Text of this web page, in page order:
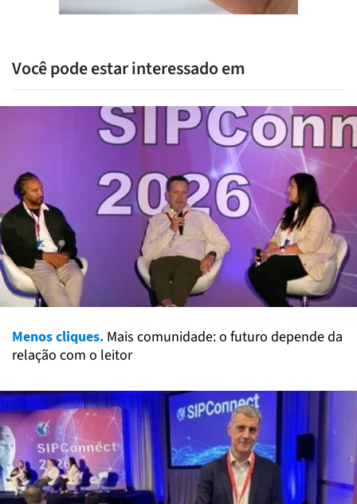
Você pode estar interessado em
Menos cliques. Mais comunidade: o futuro depende da
relação com o leitor